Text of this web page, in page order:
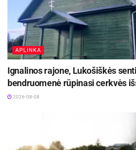
APLINKA
Ignalinos rajone, Lukošiškės
bendruomenė rūpinasi cerkvės
2026-08-08